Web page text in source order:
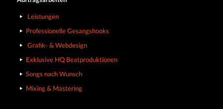
Leistungen
Professionelle Gesangshooks
Grafik- & Webdesign
Exklusive HQ Beatproduktionen
Songs nach Wunsch
Mixing & Mastering